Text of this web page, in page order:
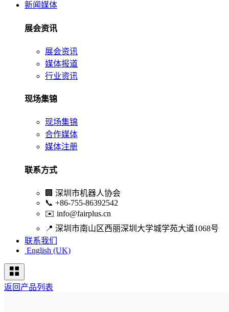
新闻媒体
展会资讯
展会资讯
媒体报道
行业资讯
现场集锦
现场集锦
合作媒体
媒体注册
联系方式
🏢 深圳市机器人协会
📞 +86-755-86392542
✉️ info@fairplus.cn
📍 深圳市南山区西丽深圳大学城学苑大道1068号
联系我们
English (UK)
返回产品列表